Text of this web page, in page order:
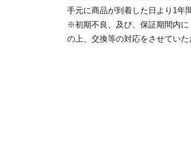
手元に商品が到着した日より1年
※初期不良、及び、保証期間内
の上、交換等の対応をさせていた